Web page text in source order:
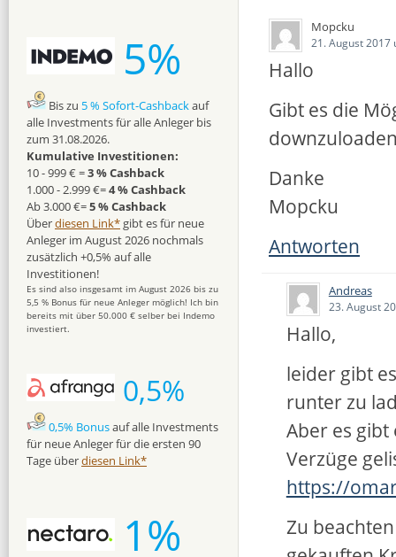
Mopcku
21. August 2017
Hallo
Gibt es die
Danke
Mopcku
Antworten
Andreas
23. August
Hallo,
leider gibt
runter zu
Aber es
Verzüge
https://
Zu
5%
Bis zu 5 % Sofort-Cashbackauf
alle Investments für alle Anleger bis
zum 31.08.2026.
Kumulative Investitionen:
10 - 999 € =3 % Cashback
1.000 - 2.999 €=4 % Cashback
Ab 3.000 €=5 % Cashback
Überdiesen Link* gibt es für neue
Anleger im August 2026 nochmals
zusätzlich +0,5% auf alle
Investitionen!
Es sind also insgesamt im August 2026 bis zu
5,5 % Bonus für neue Anleger möglich! Ich bin
bereits mit über 50.000 € selber bei Indemo
investiert.
0,5%
0,5% Bonusauf alle Investments
für neue Anleger für die ersten 90
Tage überdiesen Link*
1%